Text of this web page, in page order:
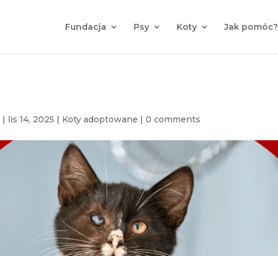
Fundacja Psy Koty Jak pomóc?
| lis 14, 2025 | Koty adoptowane |0 comments